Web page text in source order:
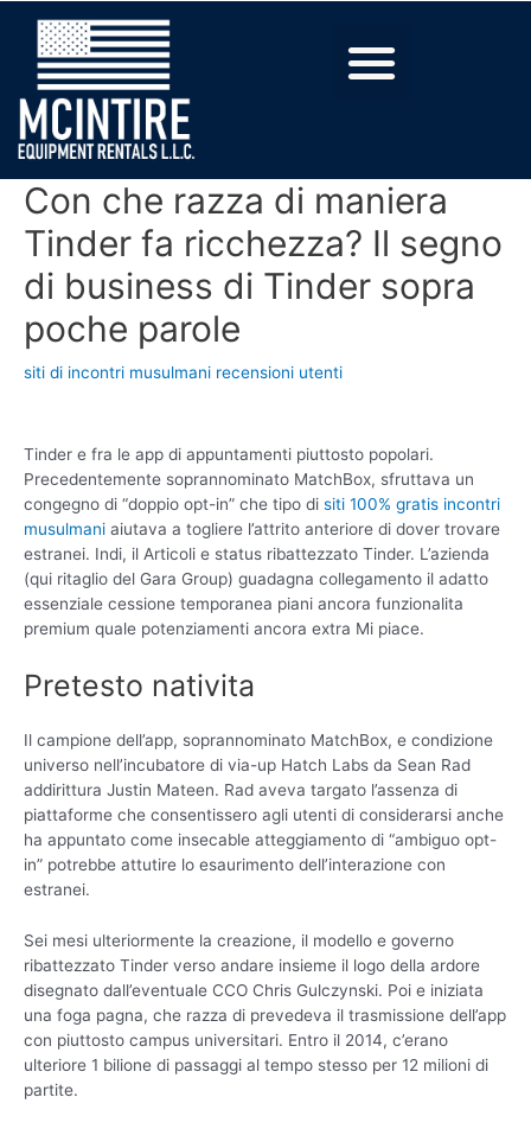
Con che razza di maniera
Tinder fa ricchezza? Il segno
di business di Tinder sopra
poche parole
siti di incontri musulmani recensioni utenti
Tinder e fra le app di appuntamenti piuttosto popolari.
Precedentemente soprannominato MatchBox, sfruttava un
congegno di “doppio opt-in” che tipo di siti 100% gratis incontri
musulmani aiutava a togliere l’attrito anteriore di dover trovare
estranei. Indi, il Articoli e status ribattezzato Tinder. L’azienda
(qui ritaglio del Gara Group) guadagna collegamento il adatto
essenziale cessione temporanea piani ancora funzionalita
premium quale potenziamenti ancora extra Mi piace.
Pretesto nativita
Il campione dell’app, soprannominato MatchBox, e condizione
universo nell’incubatore di via-up Hatch Labs da Sean Rad
addirittura Justin Mateen. Rad aveva targato l’assenza di
piattaforme che consentissero agli utenti di considerarsi anche
ha appuntato come insecable atteggiamento di “ambiguo opt-
in” potrebbe attutire lo esaurimento dell’interazione con
estranei.
Sei mesi ulteriormente la creazione, il modello e governo
ribattezzato Tinder verso andare insieme il logo della ardore
disegnato dall’eventuale CCO Chris Gulczynski. Poi e iniziata
una foga pagna, che razza di prevedeva il trasmissione dell’app
con piuttosto campus universitari. Entro il 2014, c’erano
ulteriore 1 bilione di passaggi al tempo stesso per 12 milioni di
partite.